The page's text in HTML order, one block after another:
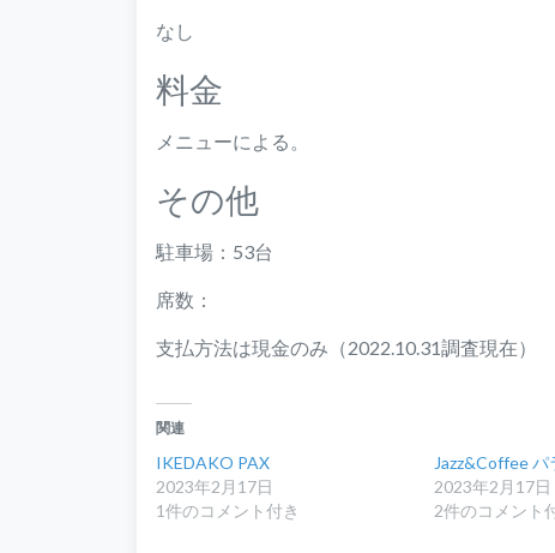
なし
料金
メニューによる。
その他
駐車場：53台
席数：
支払方法は現金のみ（2022.10.31調査現在）
関連
IKEDAKO PAX
2023年2月17日
1件のコメント付き
Jazz&Coffee パ
2023年2月17日
2件のコメント